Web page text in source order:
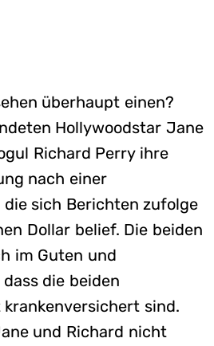
überhaupt einen?
Hollywoodstar Jane
Richard Perry ihre
nach einer
sich Berichten zufolge
Dollar belief. Die beiden
im Guten und
die beiden
sind.
und Richard nicht